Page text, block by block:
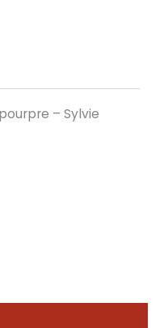
– Sylvie